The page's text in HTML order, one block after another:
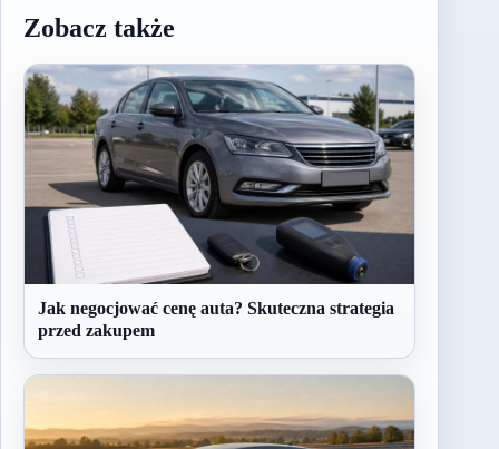
Zobacz także
Jak negocjować cenę auta? Skuteczna strategia
przed zakupem